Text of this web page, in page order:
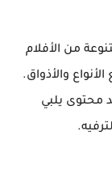
من الأفلام
والأذواق.
محتوى يلبي